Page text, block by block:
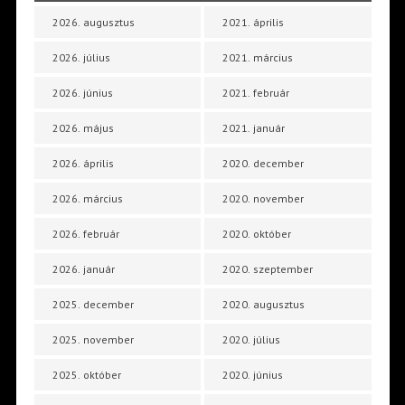
2026. augusztus
2026. július
2026. június
2026. május
2026. április
2026. március
2026. február
2026. január
2025. december
2025. november
2025. október
2021. április
2021. március
2021. február
2021. január
2020. december
2020. november
2020. október
2020. szeptember
2020. augusztus
2020. július
2020. június